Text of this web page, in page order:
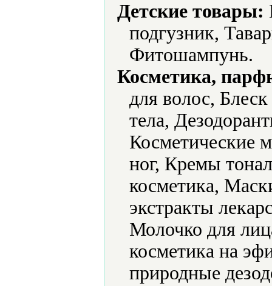
Детские товары:
подгузник,
Фитошампунь.
Косметика,
для волос,
тела,
Косметические
ног, Кремы
косметика,
экстракты
Молочко для
косметика на
природные